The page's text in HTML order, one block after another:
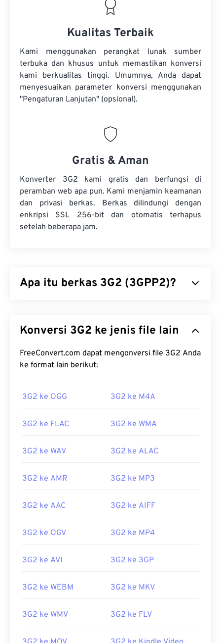
Kualitas Terbaik
Kami menggunakan perangkat lunak sumber
terbuka dan khusus untuk memastikan konversi
kami berkualitas tinggi. Umumnya, Anda dapat
menyesuaikan parameter konversi menggunakan
"Pengaturan Lanjutan" (opsional).
Gratis & Aman
Konverter 3G2 kami gratis dan berfungsi di
peramban web apa pun. Kami menjamin keamanan
dan privasi berkas. Berkas dilindungi dengan
enkripsi SSL 256-bit dan otomatis terhapus
setelah beberapa jam.
Apa itu berkas 3G2 (3GPP2)?
pembagian kode (CDMA2000) generasi ketiga
seluler, format 3G2 memungkinkan ponsel di
jaringan CDMA untuk menangkap, menyimpan,
3G2?
Aplikasi terbaik untuk membuka 3G2 adalah Apple
di sebagian besar sistem operasi, termasuk Linux,
3G2 adalah format berkas fleksibel yang
Format ini tidak mendukung menu interaktif, tetapi
gratis yang menyediakan dukungan tersebut. Salah
Dikembangkan oleh:
Proyek Kemitraan Generasi
Rilis awal:1998
Konversi 3G2 ke jenis file lain
FreeConvert.com dapat mengonversi file 3G2 Anda
ke format lain berikut:
3G2 ke OGG 3G2 ke M4A
3G2 ke FLAC 3G2 ke WMA
3G2 ke WAV 3G2 ke ALAC
3G2 ke AMR 3G2 ke MP3
3G2 ke AAC 3G2 ke AIFF
3G2 ke OGV 3G2 ke MP4
3G2 ke AVI 3G2 ke 3GP
3G2 ke WEBM 3G2 ke MKV
3G2 ke WMV 3G2 ke FLV